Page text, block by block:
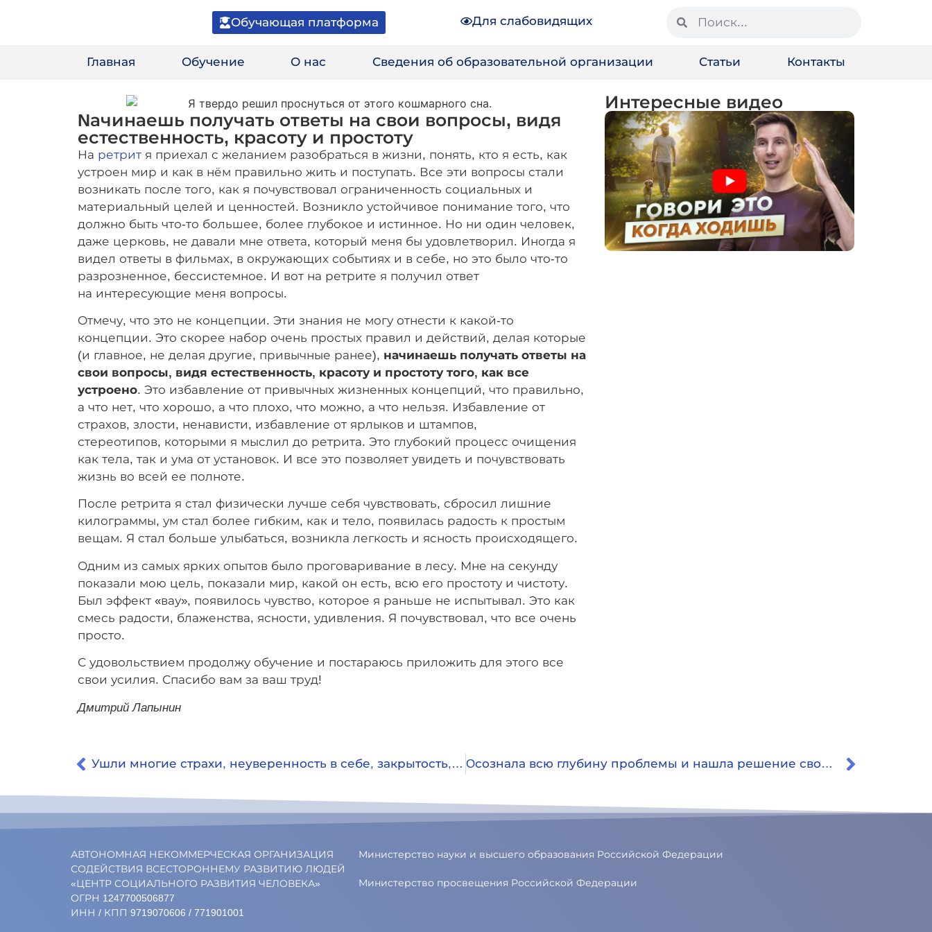
Обучающая платформа Для слабовидящих
Главная Обучение О нас Сведения об образовательной организации Статьи Контакты
Nачинаешь получать ответы на свои вопросы, видя
естественность, красоту и простоту
На ретрит я приехал с желанием разобраться в жизни, понять, кто я есть, как
устроен мир и как в нём правильно жить и поступать. Все эти вопросы стали
возникать после того, как я почувствовал ограниченность социальных и
материальный целей и ценностей. Возникло устойчивое понимание того, что
должно быть что-то большее, более глубокое и истинное. Но ни один человек,
даже церковь, не давали мне ответа, который меня бы удовлетворил. Иногда я
видел ответы в фильмах, в окружающих событиях и в себе, но это было что-то
разрозненное, бессистемное. И вот на ретрите я получил ответ
на интересующие меня вопросы.
Отмечу, что это не концепции. Эти знания не могу отнести к какой-то
концепции. Это скорее набор очень простых правил и действий, делая которые
(и главное, не делая другие, привычные ранее), начинаешь получать ответы на
свои вопросы, видя естественность, красоту и простоту того, как все
устроено. Это избавление от привычных жизненных концепций, что правильно,
а что нет, что хорошо, а что плохо, что можно, а что нельзя. Избавление от
страхов, злости, ненависти, избавление от ярлыков и штампов,
стереотипов, которыми я мыслил до ретрита. Это глубокий процесс очищения
как тела, так и ума от установок. И все это позволяет увидеть и почувствовать
жизнь во всей ее полноте.
После ретрита я стал физически лучше себя чувствовать, сбросил лишние
килограммы, ум стал более гибким, как и тело, появилась радость к простым
вещам. Я стал больше улыбаться, возникла легкость и ясность происходящего.
Одним из самых ярких опытов было проговаривание в лесу. Мне на секунду
показали мою цель, показали мир, какой он есть, всю его простоту и чистоту.
Был эффект «вау», появилось чувство, которое я раньше не испытывал. Это как
смесь радости, блаженства, ясности, удивления. Я почувствовал, что все очень
просто.
С удовольствием продолжу обучение и постараюсь приложить для этого все
свои усилия. Спасибо вам за ваш труд!
Дмитрий Лапынин
Интересные видео
Ушли многие страхи, неуверенность в себе, закрытость, напряжённость. Oсознала всю глубину проблемы и нашла решение своих проблем
АВТОНОМНАЯ НЕКОММЕРЧЕСКАЯ ОРГАНИЗАЦИЯ
СОДЕЙСТВИЯ ВСЕСТОРОННЕМУ РАЗВИТИЮ ЛЮДЕЙ
«ЦЕНТР СОЦИАЛЬНОГО РАЗВИТИЯ ЧЕЛОВЕКА»
ОГРН 1247700506877
ИНН / КПП 9719070606 / 771901001
Министерство науки и высшего образования Российской Федерации
Министерство просвещения Российской Федерации